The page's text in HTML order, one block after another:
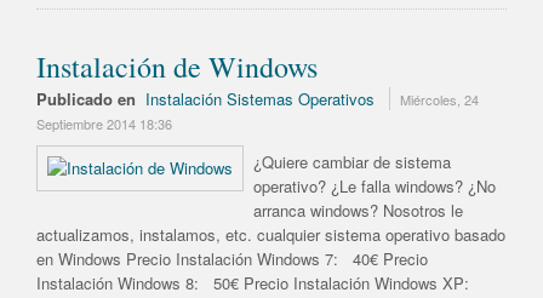
Instalación de Windows
Publicado en Instalación Sistemas Operativos
Miércoles, 24
Septiembre 2014 18:36
¿Quiere cambiar de sistema
operativo? ¿Le falla windows? ¿No
arranca windows? Nosotros le
actualizamos, instalamos, etc. cualquier sistema operativo basado
en Windows Precio Instalación Windows 7: 40€ Precio
Instalación Windows 8: 50€ Precio Instalación Windows XP: